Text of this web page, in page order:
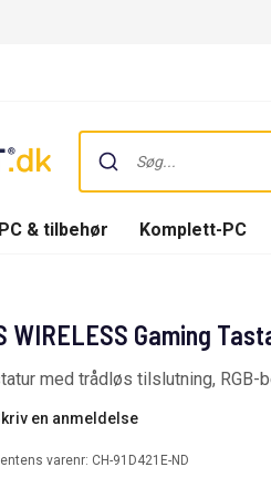
PC & tilbehør Komplett-PC
WIRELESS Gaming
med trådløs tilslutning,
en anmeldelse
varenr: CH-91D421E-ND